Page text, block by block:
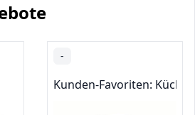
-
Kunden-Favoriten: